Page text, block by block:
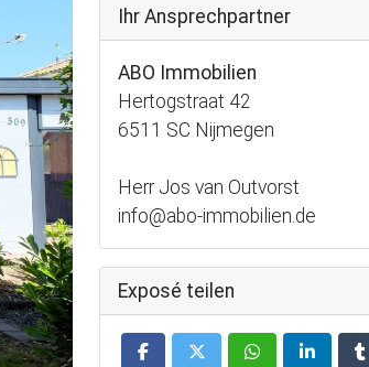
Ihr Ansprechpartner
ABO Immobilien
Hertogstraat 42
6511 SC Nijmegen
Herr Jos van Outvorst
info@abo-immobilien.de
Exposé teilen